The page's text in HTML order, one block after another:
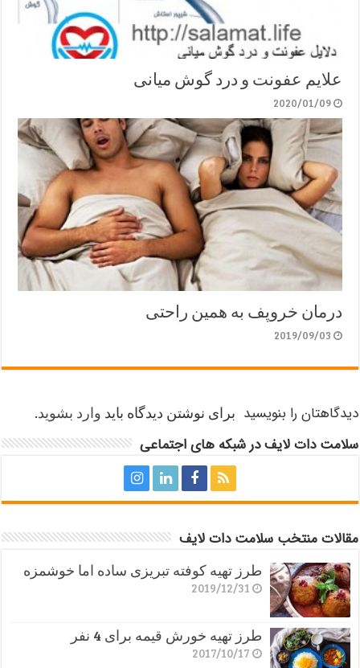
علایم عفونت و درد گوش میانی
2020/01/09
درمان خروپف به همین راحتی
2019/09/03
دیدگاهتان را بنویسید برای نوشتن دیدگاه باید وارد بشوید.
سلامت دات لایف در شبکه های اجتماعی
مقالات منتخب سلامت دات لایف
طرز تهیه کوفته تبریزی ساده اما خوشمزه
2019/12/31
طرز تهیه خورش قیمه برای 4 نفر
2017/10/17